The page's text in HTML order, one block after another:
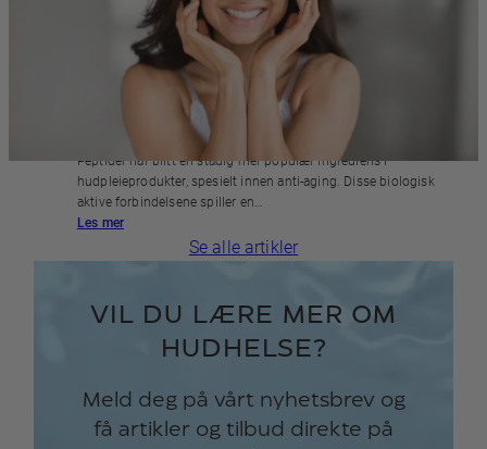
PEPTIDER I HUDPLEIE
Peptider har blitt en stadig mer populær ingrediens i
hudpleieprodukter, spesielt innen anti-aging. Disse biologisk
aktive forbindelsene spiller en…
Les mer
Se alle artikler
VIL DU LÆRE MER OM
HUDHELSE?
Meld deg på vårt nyhetsbrev og
få artikler og tilbud direkte på